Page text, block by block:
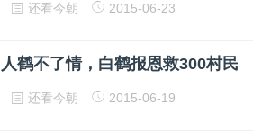
还看今朝 2015-06-23
人鹤不了情，白鹤报恩救300村民
还看今朝 2015-06-19